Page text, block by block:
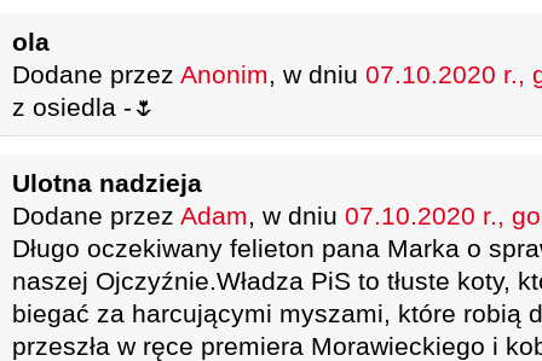
ola
Dodane przez Anonim, w dniu 07.10.2020 r.,
z osiedla -🌷
Ulotna nadzieja
Dodane przez Adam, w dniu 07.10.2020 r.,
Długo oczekiwany felieton pana Marka o
naszej Ojczyźnie.Władza PiS to tłuste koty,
biegać za harcującymi myszami, które robią
przeszła w ręce premiera Morawieckiego i